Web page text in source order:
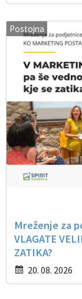
Postojna
Mreženje za
VLAGATE
ZATIKA?
20. 08. 2026